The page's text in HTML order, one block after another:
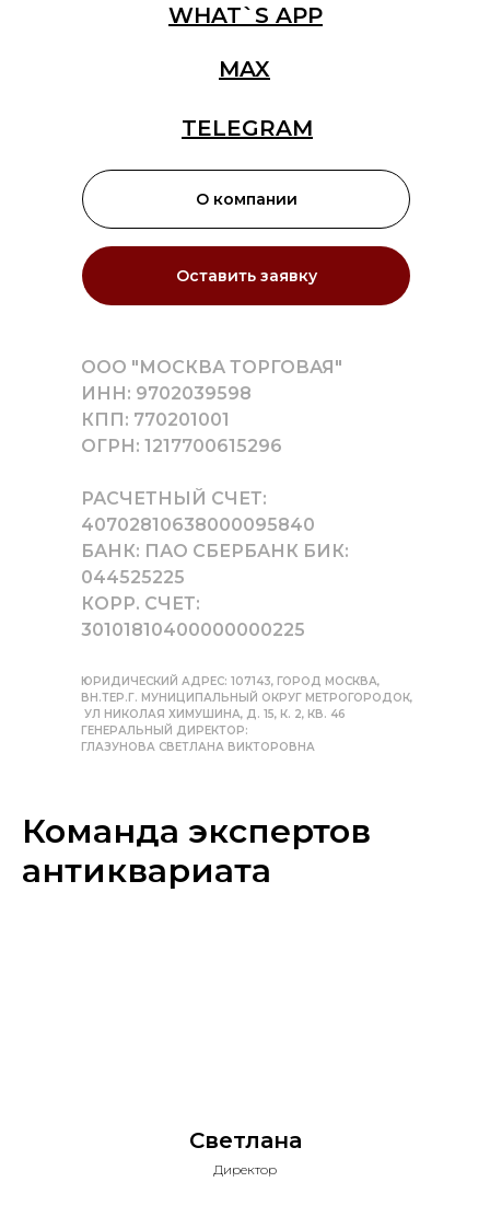
Оставить заявку
О компании
MAX
TELEGRAM
WHAT`S APP
ООО "МОСКВА ТОРГОВАЯ"
ИНН: 9702039598
КПП: 770201001
ОГРН: 1217700615296
РАСЧЕТНЫЙ СЧЕТ:
40702810638000095840
БАНК: ПАО СБЕРБАНК БИК:
044525225
КОРР. СЧЕТ:
30101810400000000225
ЮРИДИЧЕСКИЙ АДРЕС: 107143, ГОРОД МОСКВА,
ВН.ТЕР.Г. МУНИЦИПАЛЬНЫЙ ОКРУГ МЕТРОГОРОДОК,
УЛ НИКОЛАЯ ХИМУШИНА, Д. 15, К. 2, КВ. 46
ГЕНЕРАЛЬНЫЙ ДИРЕКТОР:
ГЛАЗУНОВА СВЕТЛАНА ВИКТОРОВНА
Команда экспертов
антиквариата
Светлана
Директор